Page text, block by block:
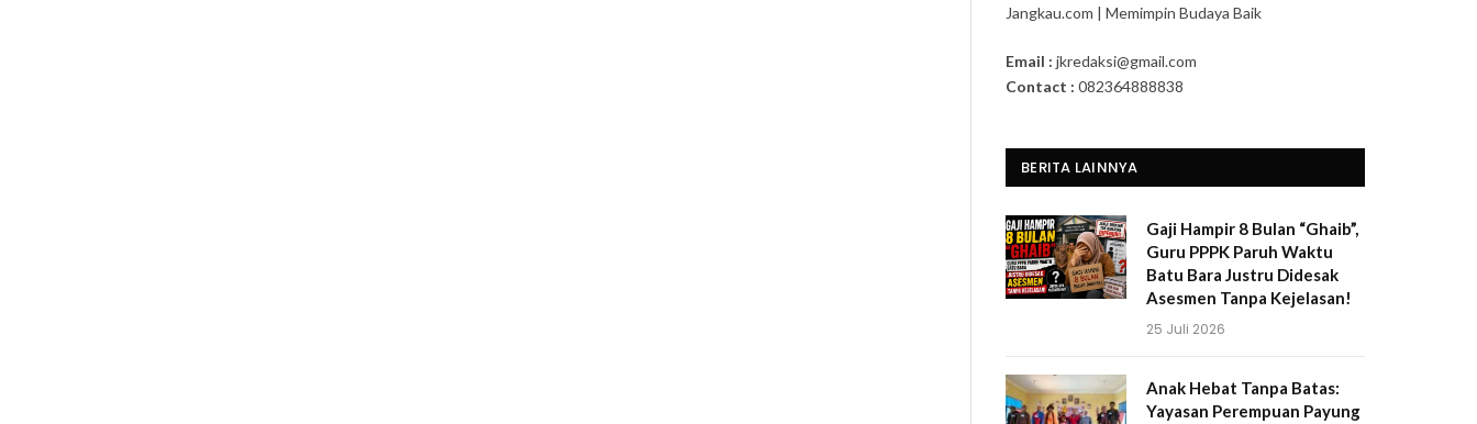
Jangkau.com | Memimpin Budaya Baik
Email : jkredaksi@gmail.com
Contact : 082364888838
BERITA LAINNYA
Gaji Hampir 8 Bulan “Ghaib”,
Guru PPPK Paruh Waktu
Batu Bara Justru Didesak
Asesmen Tanpa Kejelasan!
25 Juli 2026
Anak Hebat Tanpa Batas:
Yayasan Perempuan Payung